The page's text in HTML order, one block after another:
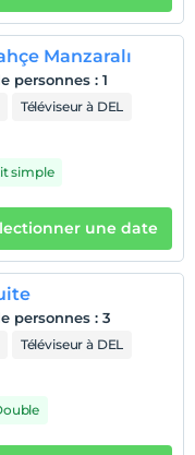
Manzaralı
personnes : 1
Téléviseur à DEL
simple
une date
personnes : 3
Téléviseur à DEL